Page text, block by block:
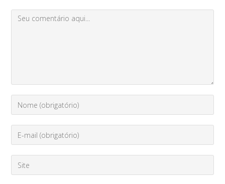
Comment
seu
ou
nome
de
usuário
para
your
address
to